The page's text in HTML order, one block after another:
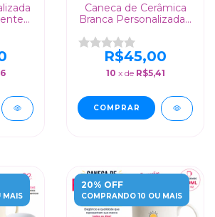
Caneca de Cerâmica
Branca Personalizada -
para Amiga, Namorado
e Professores
R$45,00
10 x de R$5,41
MAIS
20% OFF
COMPRANDO 10 OU MAIS